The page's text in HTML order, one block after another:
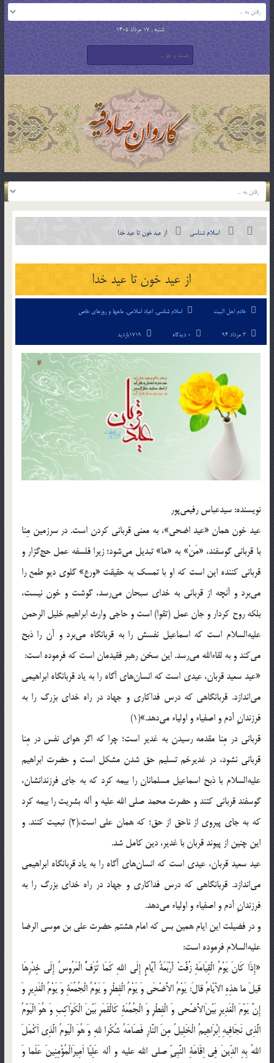
شنبه , 17 مرداد 1405
اسلام شناسی از عيد خون تا عيد خدا
از عيد خون تا عيد خدا
خادم اهل البیت اسلام شناسی, اعیاد اسلامی, ماهها و روزهای خاص
0 دیدگاه
نويسنده: سيدعباس رفيعى‌پور
عيد خون همان «عيد اضحى»، به معنى قربانى كردن است. در سرزمين مِنا
با قربانى گوسفند، «مَنْ» به «ما» تبديل مى‌شود؛ زيرا فلسفه عمل حج‌گزار و
قربانى كننده اين است كه او با تمسك به حقيقت «ورع» گلوى ديوِ طمع را
مى‌برد و آنچه از قربانى به خداى سبحان مى‌رسد، گوشت و خون نيست،
بلكه روح كردار و جان عمل (تقوا) است و حاجى وارث ابراهيم خليل الرحمن
عليه‌السلام است كه اسماعيل نفسش را به قربانگاه مى‌برد و آن را ذبح
مى‌كند و به لقاء‎الله مى‌رسد. اين سخن رهبر فقيدمان است كه فرموده است:
«عيد سعيد قربان، عيدى است كه انسان‎هاى آگاه را به ياد قربانگاه ابراهيمى
مى‌اندازد. قربانگاهى كه درس فداكارى و جهاد در راه خداى بزرگ را به
فرزندانِ آدم و اصفياء و اولياء مى‌دهد.»(1)
قربانى در مِنا مقدمه رسيدن به غدير است؛ چرا كه اگر هواى نفس در مِنا
قربانى نشود، در غديرخم تسليم حق شدن مشكل است و حضرت ابراهيم
عليه‌السلام با ذبح اسماعيل مسلمانان را بيمه كرد كه به جاى فرزندانشان،
گوسفند قربانى كنند و حضرت محمد صلى‌ الله ‌عليه ‌و ‌آله بشريت را بيمه كرد
كه به جاى پيروى از ناحق از حق؛ كه همان على است،(2) تبعيت كنند. و
اين چنين از پيوند قربان با غدير، دين كامل شد.
عيد سعيد قربان، عيدى است كه انسان‎هاى آگاه را به ياد قربانگاه ابراهيمى
مى‌اندازد. قربانگاهى كه درس فداكارى و جهاد در راه خداى بزرگ را به
فرزندانِ آدم و اصفياء و اولياء مى‌دهد.
و در فضيلت اين ايام همين بس كه امام هشتم حضرت على بن موسى الرضا
عليه‌السلام فرموده است:
«إِذَا كَانَ يَوْمُ الْقِيَامَةِ زُفَّتْ أَرْبَعَةُ أَيَّامٍ إِلَى اللهِ كَمَا تُزَفُّ الْعَرُوسُ إِلَى خِدْرِهَا
قيلَ ما هذِهِ الاْيّامُ قالَ: يَوْمُ الاَْضْحَى وَ يَوْمُ الْفِطْرِ وَ يَوْمُ الْجُمُعَةِ وَ يَوْمُ الْغَدِيرِ وَ
إِنَّ يَوْمَ الْغَدِيرِ بَيْنَ‌الاَْضْحى وَ الْفِطْرِ وَ الْجُمُعَةِ كَالْقَمَرِ بَيْنَ الْكَوَاكِبِ وَ هُوَ الْيَوْمُ
الَّذِى نَجَافِيهِ اِبْرَاهِيمُ الْخَلِيلُ مِنَ النَّارِ فَصَامَهُ شُكْرا للهِ وَ هُوَ الْيَومُ الَّذِى اَكْمَلَ
اللهُ بِهِ الدِّينَ فِى اِقَامَةِ النَّبِىِّ صلى‌ الله ‌عليه ‌و ‌آله عَلِيّا اَمِيرَالْمُؤْمِنِينَ عَلَما وَ